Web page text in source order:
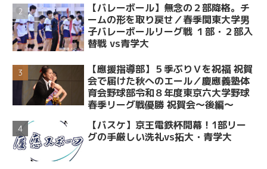
【バレーボール】無念の２部降格。チ
ームの形を取り戻せ／春季関東大学男
子バレーボールリーグ戦 １部・２部入
替戦 vs青学大
【應援指導部】５季ぶりＶを祝福 祝賀
会で届けた秋へのエール／慶應義塾体
育会野球部令和８年度東京六大学野球
春季リーグ戦優勝 祝賀会～後編～
【バスケ】京王電鉄杯開幕！1部リー
グの手厳しい洗礼vs拓大・青学大